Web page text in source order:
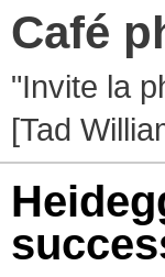
Café
"Invite la
[Tad